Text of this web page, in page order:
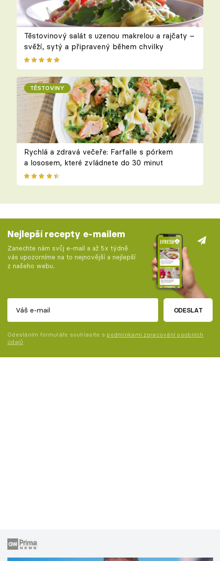
Těstovinový salát s uzenou makrelou a rajčaty –
svěží, sytý a připravený během chvilky
TĚSTOVINY
Rychlá a zdravá večeře: Farfalle s pórkem
a lososem, které zvládnete do 30 minut
Nejlepší recepty e-mailem
Zanechte nám svůj e-mail a až 5x týdně
vás upozorníme na to nejnovější a nejlepší
z našeho webu.
ODESLAT
Odesláním formuláře souhlasíte s podmínkami zpracování osobních
údajů